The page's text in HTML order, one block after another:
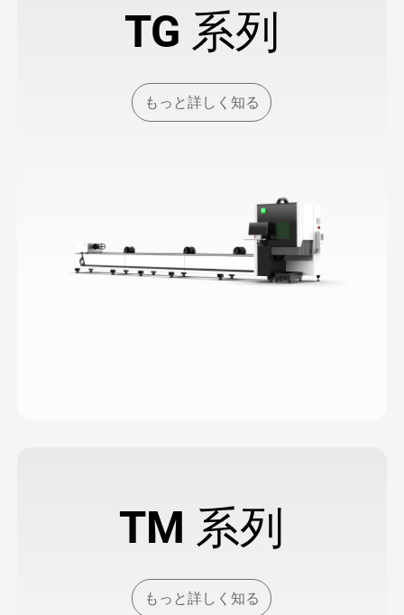
TG 系列
もっと詳しく知る
TM 系列
もっと詳しく知る